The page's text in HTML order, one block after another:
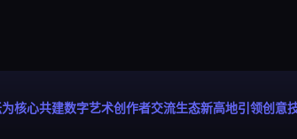
核心共建数字艺术创作者交流生态新高地引领创意